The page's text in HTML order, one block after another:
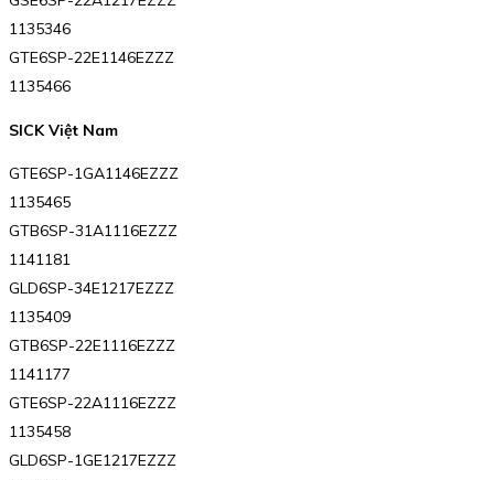
1135346
GTE6SP-22E1146EZZZ
1135466
SICK Việt Nam
GTE6SP-1GA1146EZZZ
1135465
GTB6SP-31A1116EZZZ
1141181
GLD6SP-34E1217EZZZ
1135409
GTB6SP-22E1116EZZZ
1141177
GTE6SP-22A1116EZZZ
1135458
GLD6SP-1GE1217EZZZ